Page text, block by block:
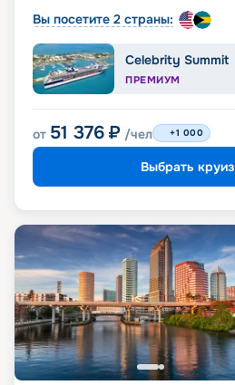
Вы посетите 2 страны:
Celebrity Summit
ПРЕМИУМ
от 51 376 ₽ /чел +1 000
Выбрать круиз